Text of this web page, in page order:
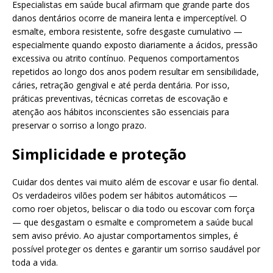
Especialistas em saúde bucal afirmam que grande parte dos
danos dentários ocorre de maneira lenta e imperceptível. O
esmalte, embora resistente, sofre desgaste cumulativo —
especialmente quando exposto diariamente a ácidos, pressão
excessiva ou atrito contínuo. Pequenos comportamentos
repetidos ao longo dos anos podem resultar em sensibilidade,
cáries, retração gengival e até perda dentária. Por isso,
práticas preventivas, técnicas corretas de escovação e
atenção aos hábitos inconscientes são essenciais para
preservar o sorriso a longo prazo.
Simplicidade e proteção
Cuidar dos dentes vai muito além de escovar e usar fio dental.
Os verdadeiros vilões podem ser hábitos automáticos —
como roer objetos, beliscar o dia todo ou escovar com força
— que desgastam o esmalte e comprometem a saúde bucal
sem aviso prévio. Ao ajustar comportamentos simples, é
possível proteger os dentes e garantir um sorriso saudável por
toda a vida.